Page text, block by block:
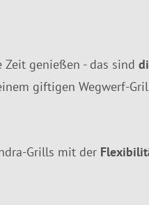
genießen - das sind
giftigen Wegwerf-
Grills mit der